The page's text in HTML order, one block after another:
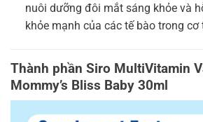
nuôi dưỡng đôi mắt sáng khỏe và
khỏe mạnh của các tế bào trong cơ
Thành phần Siro MultiVitamin
Mommy’s Bliss Baby 30ml